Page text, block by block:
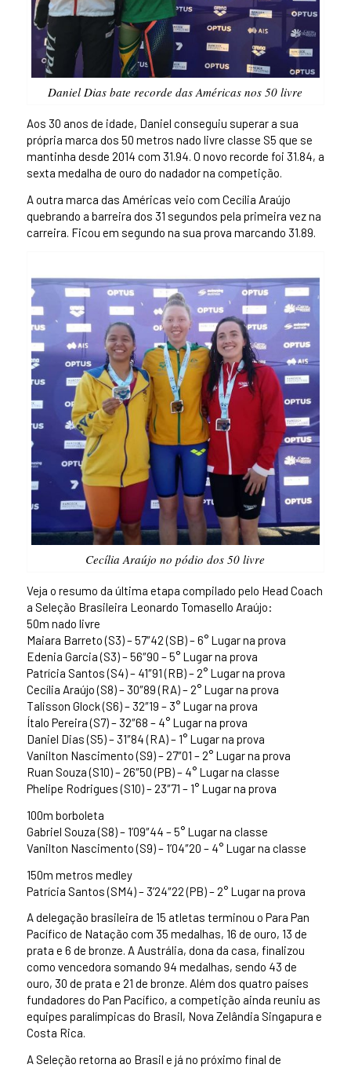
Daniel Dias bate recorde das Américas nos 50 livre
Aos 30 anos de idade, Daniel conseguiu superar a sua
própria marca dos 50 metros nado livre classe S5 que se
mantinha desde 2014 com 31.94. O novo recorde foi 31.84, a
sexta medalha de ouro do nadador na competição.
A outra marca das Américas veio com Cecília Araújo
quebrando a barreira dos 31 segundos pela primeira vez na
carreira. Ficou em segundo na sua prova marcando 31.89.
Cecília Araújo no pódio dos 50 livre
Veja o resumo da última etapa compilado pelo Head Coach
a Seleção Brasileira Leonardo Tomasello Araújo:
50m nado livre
Maiara Barreto (S3) – 57″42 (SB) – 6° Lugar na prova
Edenia Garcia (S3) – 56″90 – 5° Lugar na prova
Patrícia Santos (S4) – 41″91 (RB) – 2° Lugar na prova
Cecília Araújo (S8) – 30″89 (RA) – 2° Lugar na prova
Talisson Glock (S6) – 32″19 – 3° Lugar na prova
Ítalo Pereira (S7) – 32″68 – 4° Lugar na prova
Daniel Dias (S5) – 31″84 (RA) – 1° Lugar na prova
Vanilton Nascimento (S9) – 27″01 – 2° Lugar na prova
Ruan Souza (S10) – 26″50 (PB) – 4° Lugar na classe
Phelipe Rodrigues (S10) – 23″71 – 1° Lugar na prova
100m borboleta
Gabriel Souza (S8) – 1’09″44 – 5° Lugar na classe
Vanilton Nascimento (S9) – 1’04″20 – 4° Lugar na classe
150m metros medley
Patrícia Santos (SM4) – 3’24″22 (PB) – 2° Lugar na prova
A delegação brasileira de 15 atletas terminou o Para Pan
Pacífico de Natação com 35 medalhas, 16 de ouro, 13 de
prata e 6 de bronze. A Austrália, dona da casa, finalizou
como vencedora somando 94 medalhas, sendo 43 de
ouro, 30 de prata e 21 de bronze. Além dos quatro países
fundadores do Pan Pacífico, a competição ainda reuniu as
equipes paralímpicas do Brasil, Nova Zelândia Singapura e
Costa Rica.
A Seleção retorna ao Brasil e já no próximo final de